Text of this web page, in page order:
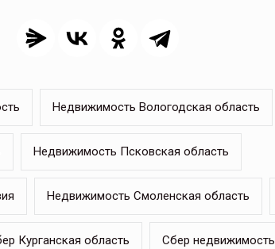
Недвижимость Вологодская область
Недвижимость Псковская область
Недвижимость Смоленская область
Курганская область Сбер недвижимость